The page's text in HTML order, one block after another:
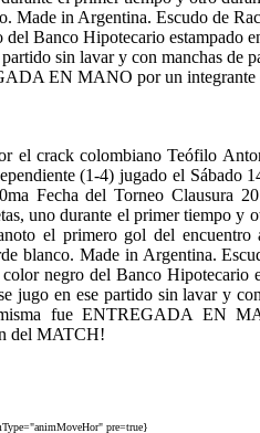
crack colombiano Teófilo
(1-4) jugado el Sábado
Fecha del Torneo Clausura
uno durante el primer tiempo y
el primero gol del encuentro
blanco. Made in Argentina.
negro del Banco Hipotecario
jugo en ese partido sin lavar y
fue ENTREGADA EN
del MATCH!
pre=true}